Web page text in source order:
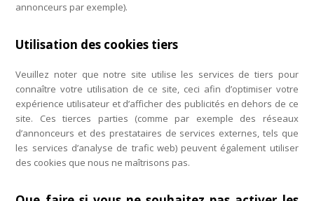
annonceurs par exemple).
Utilisation des cookies tiers
Veuillez noter que notre site utilise les services de tiers pour
connaître votre utilisation de ce site, ceci afin d’optimiser votre
expérience utilisateur et d’afficher des publicités en dehors de ce
site. Ces tierces parties (comme par exemple des réseaux
d’annonceurs et des prestataires de services externes, tels que
les services d’analyse de trafic web) peuvent également utiliser
des cookies que nous ne maîtrisons pas.